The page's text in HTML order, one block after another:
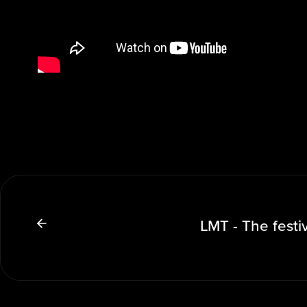
LMT - The